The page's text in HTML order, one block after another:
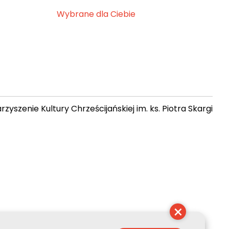
Wybrane dla Ciebie
Kultury Chrześcijańskiej im. ks. Piotra Skargi
×